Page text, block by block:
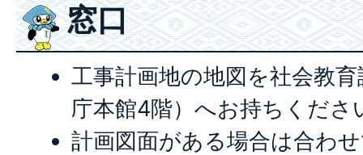
窓口
工事計画地の地図を社会教
庁本館4階）へお持ちくださ
計画図面がある場合は合わ